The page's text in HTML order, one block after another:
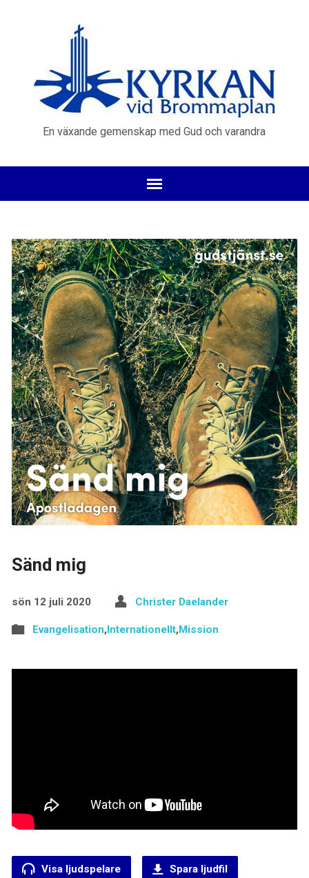
En växande gemenskap med Gud och varandra
Sänd mig
sön 12 juli 2020 Christer Daelander
Evangelisation,Internationellt,Mission
Visa ljudspelare Spara ljudfil